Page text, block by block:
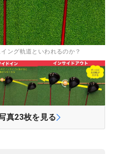
ング軌道といわれるのか？
真23枚を見る